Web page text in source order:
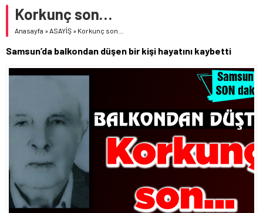
Korkunç son…
Anasayfa » ASAYİŞ » Korkunç son…
Samsun’da balkondan düşen bir kişi hayatını kaybetti